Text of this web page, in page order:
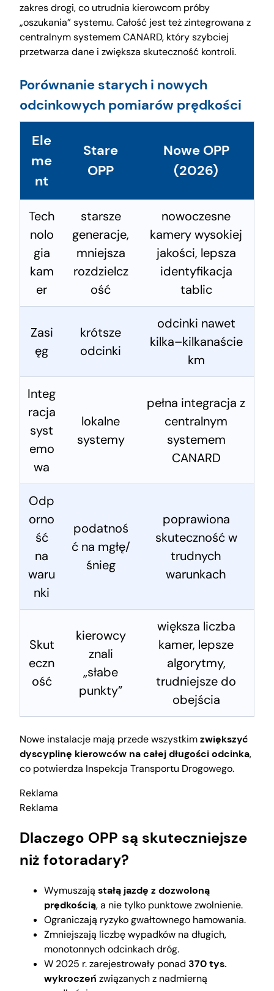
zakres drogi, co utrudnia kierowcom próby
„oszukania” systemu. Całość jest też zintegrowana z
centralnym systemem CANARD, który szybciej
przetwarza dane i zwiększa skuteczność kontroli.
Porównanie starych i nowych
odcinkowych pomiarów prędkości
Ele
me
nt
Stare
OPP
Nowe OPP
(2026)
Tech
nolo
gia
kam
er
starsze
generacje,
mniejsza
rozdzielcz
ość
nowoczesne
kamery wysokiej
jakości, lepsza
identyfikacja
tablic
Zasi
ęg
krótsze
odcinki
odcinki nawet
kilka–kilkanaście
km
Integ
racja
syst
emo
wa
lokalne
systemy
pełna integracja z
centralnym
systemem
CANARD
Odp
orno
ść
na
waru
nki
podatnoś
ć na mgłę/
śnieg
poprawiona
skuteczność w
trudnych
warunkach
Skut
eczn
ość
kierowcy
znali
„słabe
punkty”
większa liczba
kamer, lepsze
algorytmy,
trudniejsze do
obejścia
Nowe instalacje mają przede wszystkimzwiększyć
dyscyplinę kierowców na całej długości odcinka,
co potwierdza Inspekcja Transportu Drogowego.
Reklama
Reklama
Dlaczego OPP są skuteczniejsze
niż fotoradary?
Wymuszają stałą jazdę z dozwoloną
prędkością, a nie tylko punktowe zwolnienie.
Ograniczają ryzyko gwałtownego hamowania.
Zmniejszają liczbę wypadków na długich,
monotonnych odcinkach dróg.
W 2025 r. zarejestrowały ponad 370 tys.
wykroczeń związanych z nadmierną